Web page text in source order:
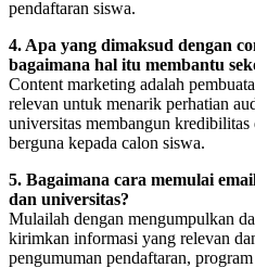
pendaftaran siswa.
4. Apa yang dimaksud dengan
bagaimana hal itu membantu
Content marketing adalah
relevan untuk menarik perhatian
universitas membangun
berguna kepada calon siswa.
5. Bagaimana cara memulai
dan universitas?
Mulailah dengan mengumpulkan
kirimkan informasi yang relevan
pengumuman pendaftaran,